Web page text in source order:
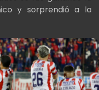
y sorprendió a la